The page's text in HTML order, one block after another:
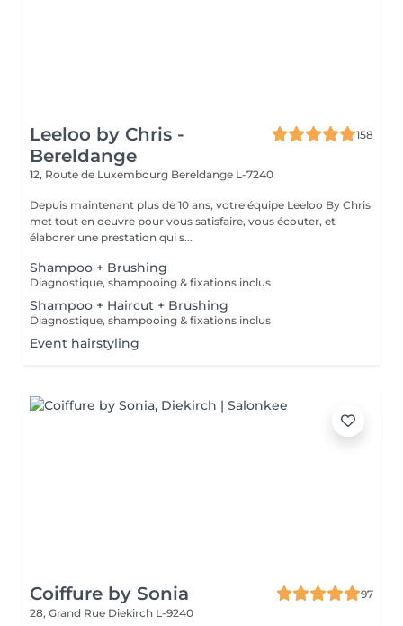
Leeloo by Chris -
Bereldange
158
12, Route de Luxembourg Bereldange L-7240
Depuis maintenant plus de 10 ans, votre équipe Leeloo By Chris
met tout en oeuvre pour vous satisfaire, vous écouter, et
élaborer une prestation qui s...
Shampoo + Brushing
Diagnostique, shampooing & fixations inclus
Shampoo + Haircut + Brushing
Diagnostique, shampooing & fixations inclus
Event hairstyling
Coiffure by Sonia
97
28, Grand Rue Diekirch L-9240